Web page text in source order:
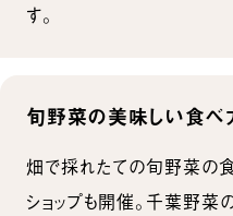
す。
旬野菜の美味しい食べ
畑で採れたての旬野菜の
ショップも開催。千葉野菜